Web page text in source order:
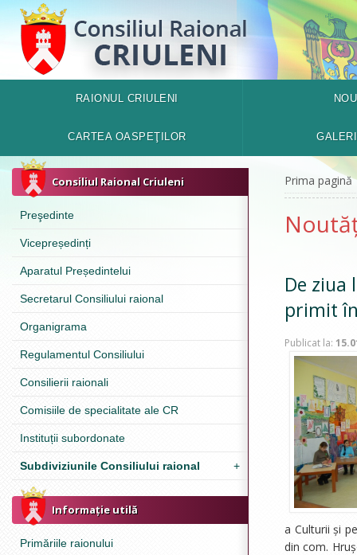
RAIONUL CRIULENI
CARTEA OASPEŢILOR
Consiliul Raional Criuleni
Preşedinte
Vicepreședinți
Aparatul Președintelui
Secretarul Consiliului raional
Organigrama
Regulamentul Consiliului
Consilierii raionali
Comisiile de specialitate ale CR
Instituții subordonate
Subdiviziunile Consiliului raional +
Informație utilă
Primăriile raionului
Prima pagină
De ziua
primit
Publicat la:
a Culturii și
din com.